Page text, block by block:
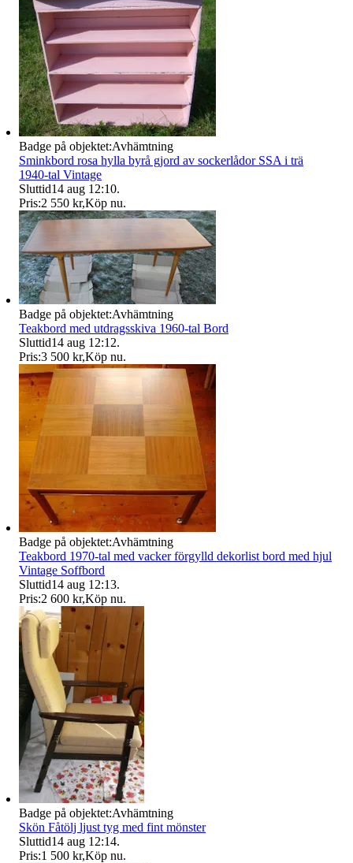
Badge på objektet:Avhämtning
Sminkbord rosa hylla byrå gjord av sockerlådor SSA i trä
1940-tal Vintage
Sluttid14 aug 12:10.
Pris:2 550 kr,Köp nu.
Badge på objektet:Avhämtning
Teakbord med utdragsskiva 1960-tal Bord
Sluttid14 aug 12:12.
Pris:3 500 kr,Köp nu.
Badge på objektet:Avhämtning
Teakbord 1970-tal med vacker förgylld dekorlist bord med hjul
Vintage Soffbord
Sluttid14 aug 12:13.
Pris:2 600 kr,Köp nu.
Badge på objektet:Avhämtning
Skön Fåtölj ljust tyg med fint mönster
Sluttid14 aug 12:14.
Pris:1 500 kr,Köp nu.